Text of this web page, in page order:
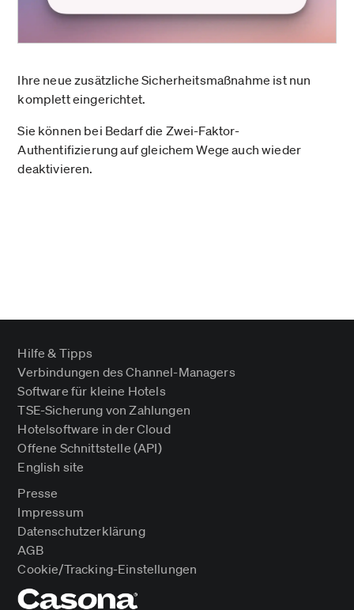
Ihre neue zusätzliche Sicherheitsmaßnahme ist nun
komplett eingerichtet.
Sie können bei Bedarf die Zwei-Faktor-
Authentifizierung auf gleichem Wege auch wieder
deaktivieren.
Hilfe & Tipps
Verbindungen des Channel-Managers
Software für kleine Hotels
TSE-Sicherung von Zahlungen
Hotelsoftware in der Cloud
Offene Schnittstelle (API)
English site
Presse
Impressum
Datenschutzerklärung
AGB
Cookie/Tracking-Einstellungen